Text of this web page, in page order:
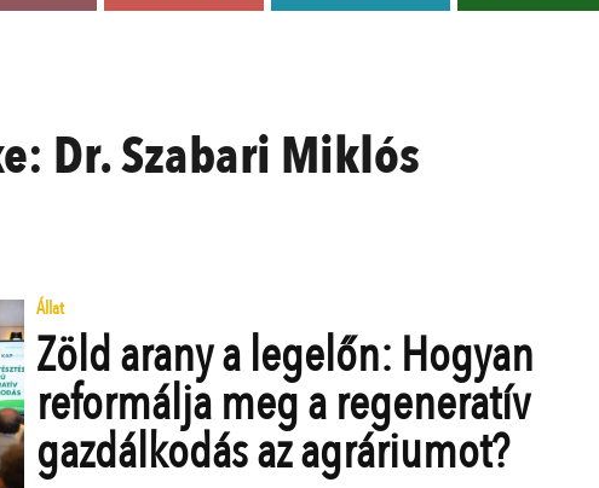
Dr. Szabari Miklós
Állat
Zöld arany a legelőn: Hogyan
reformálja meg a regeneratív
gazdálkodás az agráriumot?